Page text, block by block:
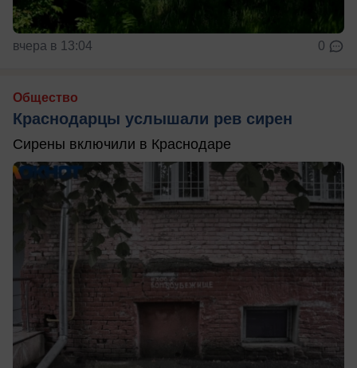
вчера в 13:04 0
Общество
Краснодарцы услышали рев сирен
Сирены включили в Краснодаре